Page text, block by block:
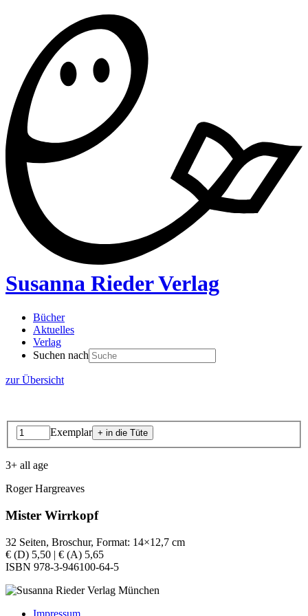
Susanna Rieder Verlag
Bücher
Aktuelles
Verlag
Suchen nach
zur Übersicht
Exemplar
3+ all age
Roger Hargreaves
Mister Wirrkopf
32 Seiten, Broschur, Format: 14×12,7 cm
€ (D) 5,50 | € (A) 5,65
ISBN 978-3-946100-64-5
Impressum